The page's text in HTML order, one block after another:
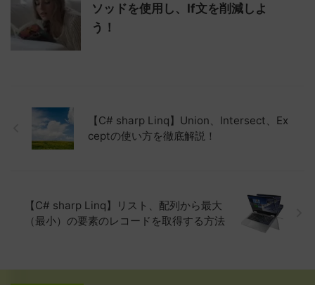
ソッドを使用し、If文を削減しよ
う！
【C# sharp Linq】Union、Intersect、Ex
ceptの使い方を徹底解説！
【C# sharp Linq】リスト、配列から最大
（最小）の要素のレコードを取得する方法